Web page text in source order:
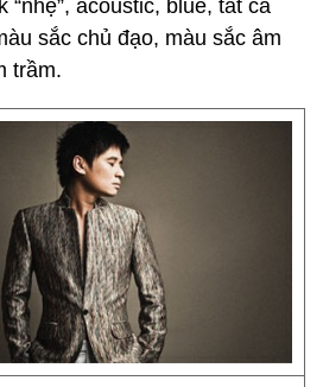
“nhẹ”, acoustic, blue, tất cả
sắc chủ đạo, màu sắc âm
trầm.